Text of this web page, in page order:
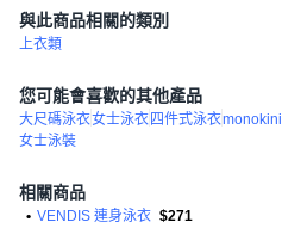
與此商品相關的類別
上衣類
您可能會喜歡的其他產品
大尺碼泳衣女士泳衣 四件式泳衣monokini
女士泳裝
相關商品
• VENDIS 連身泳衣 $271